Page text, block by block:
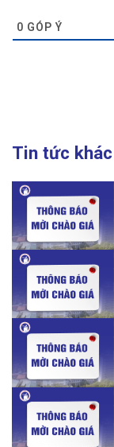
0 GÓP Ý
Tin tức khác